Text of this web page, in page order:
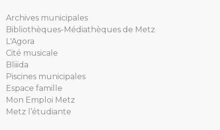
Archives municipales
Bibliothèques-Médiathèques de Metz
L'Agora
Cité musicale
Bliiida
Piscines municipales
Espace famille
Mon Emploi Metz
Metz l’étudiante